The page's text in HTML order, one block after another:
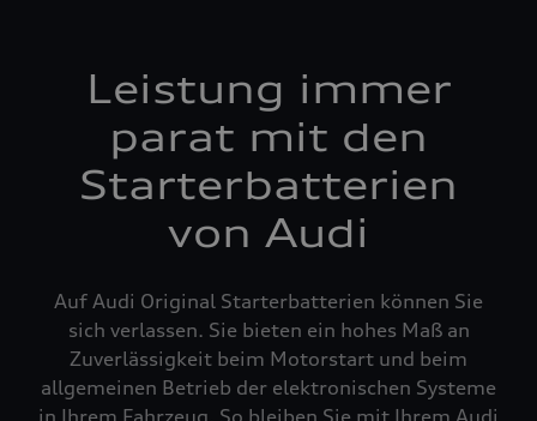
Leistung immer
parat mit den
Starterbatterien
von Audi
Auf Audi Original Starterbatterien können Sie
sich verlassen. Sie bieten ein hohes Maß an
Zuverlässigkeit beim Motorstart und beim
allgemeinen Betrieb der elektronischen Systeme
in Ihrem Fahrzeug. So bleiben Sie mit Ihrem Audi